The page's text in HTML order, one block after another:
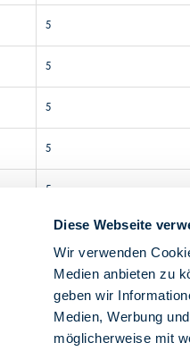
Diese Webseite
Wir verwenden
Medien anbieten zu
geben wir
Medien, Werbung
möglicherweise mit
5
5
5
5
5